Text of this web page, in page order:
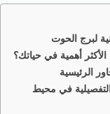
رحلتك التفصيلية في محيط